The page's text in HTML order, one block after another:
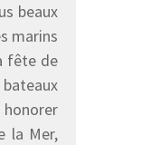
beaux
marins
fête de
honorer
la Mer,